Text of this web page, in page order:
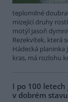
teplomilné
mizející druhy
motýl jasoň
Rezekvítek, která
Hádecká planinka
kras, má rozlohu
I po 100
v dobrém stavu